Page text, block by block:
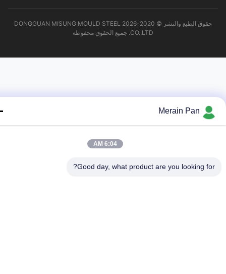
حقوق الطبع والنشر © 2020-2026 DONGGUAN MISUNG MOULD STEEL
CO.,LTD. جميع الحقوق محفوظة
Merain Pan
6:04 AM
Good day, what product are you looking